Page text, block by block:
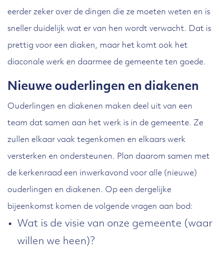
eerder zeker over de dingen die ze moeten weten en is
sneller duidelijk wat er van hen wordt verwacht. Dat is
prettig voor een diaken, maar het komt ook het
diaconale werk en daarmee de gemeente ten goede.
Nieuwe ouderlingen en diakenen
Ouderlingen en diakenen maken deel uit van een
team dat samen aan het werk is in de gemeente. Ze
zullen elkaar vaak tegenkomen en elkaars werk
versterken en ondersteunen. Plan daarom samen met
de kerkenraad een inwerkavond voor alle (nieuwe)
ouderlingen en diakenen. Op een dergelijke
bijeenkomst komen de volgende vragen aan bod:
Wat is de visie van onze gemeente (waar
willen we heen)?